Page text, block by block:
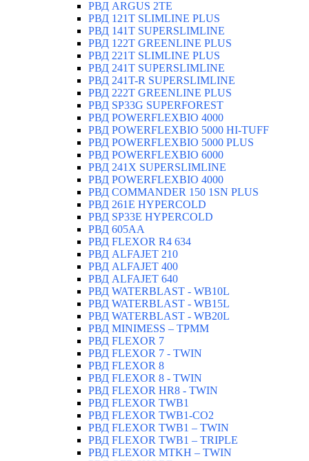
РВД ARGUS 2TE
РВД 121T SLIMLINE PLUS
РВД 141T SUPERSLIMLINE
РВД 122T GREENLINE PLUS
РВД 221T SLIMLINE PLUS
РВД 241T SUPERSLIMLINE
РВД 241T-R SUPERSLIMLINE
РВД 222T GREENLINE PLUS
РВД SP33G SUPERFOREST
РВД POWERFLEXBIO 4000
РВД POWERFLEXBIO 5000 HI-TUFF
РВД POWERFLEXBIO 5000 PLUS
РВД POWERFLEXBIO 6000
РВД 241X SUPERSLIMLINE
РВД POWERFLEXBIO 4000
РВД СOMMANDER 150 1SN PLUS
РВД 261E HYPERCOLD
РВД SP33E HYPERCOLD
РВД 605AA
РВД FLEXOR R4 634
РВД ALFAJET 210
РВД ALFAJET 400
РВД ALFAJET 640
РВД WATERBLAST - WB10L
РВД WATERBLAST - WB15L
РВД WATERBLAST - WB20L
РВД MINIMESS – TPMM
РВД FLEXOR 7
РВД FLEXOR 7 - TWIN
РВД FLEXOR 8
РВД FLEXOR 8 - TWIN
РВД FLEXOR HR8 - TWIN
РВД FLEXOR TWB1
РВД FLEXOR TWB1-CO2
РВД FLEXOR TWB1 – TWIN
РВД FLEXOR TWB1 – TRIPLE
РВД FLEXOR MTKH – TWIN